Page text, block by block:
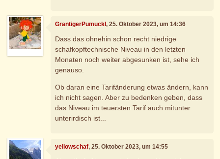
GrantigerPumuckl, 25. Oktober 2023, um 14:36
Dass das ohnehin schon recht niedrige
schafkopftechnische Niveau in den letzten
Monaten noch weiter abgesunken ist, sehe ich
genauso.
Ob daran eine Tarifänderung etwas ändern, kann
ich nicht sagen. Aber zu bedenken geben, dass
das Niveau im teuersten Tarif auch mitunter
unterirdisch ist...
yellowschaf, 25. Oktober 2023, um 14:55